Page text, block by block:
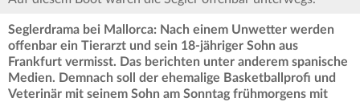
Seglerdrama bei Mallorca: Nach einem Unwetter werden
offenbar ein Tierarzt und sein 18-jähriger Sohn aus
Frankfurt vermisst. Das berichten unter anderem spanische
Medien. Demnach soll der ehemalige Basketballprofi und
Veterinär mit seinem Sohn am Sonntag frühmorgens mit